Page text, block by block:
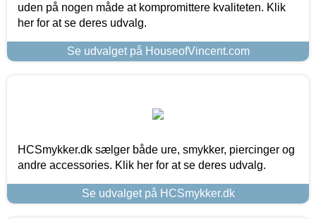
uden på nogen måde at kompromittere kvaliteten. Klik
her for at se deres udvalg.
Se udvalget på HouseofVincent.com
HCSmykker.dk sælger både ure, smykker, piercinger og
andre accessories. Klik her for at se deres udvalg.
Se udvalget på HCSmykker.dk